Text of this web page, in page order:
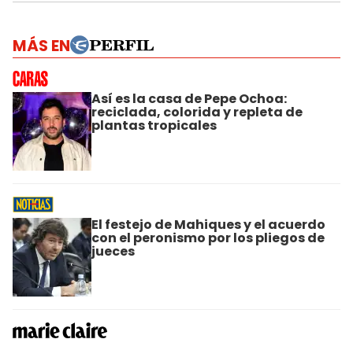
MÁS EN
Así es la casa de Pepe Ochoa:
reciclada, colorida y repleta de
plantas tropicales
El festejo de Mahiques y el acuerdo
con el peronismo por los pliegos de
jueces